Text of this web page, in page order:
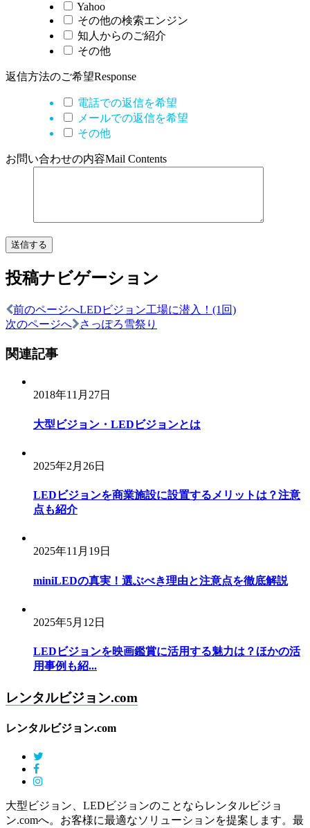
Yahoo
その他の検索エンジン
知人からのご紹介
その他
返信方法のご希望Response
電話での返信を希望
メールでの返信を希望
その他
お問い合わせの内容Mail Contents
投稿ナビゲーション
前のページへLEDビジョン工場に潜入！(1回)
次のページへ
さっぽろ雪祭り
関連記事
2018年11月27日
大型ビジョン・LEDビジョンとは
2025年2月26日
LEDビジョンを商業施設に設置するメリットは？注意
点も紹介
2025年11月19日
miniLEDの真実！選ぶべき理由と注意点を徹底解説
2025年5月12日
LEDビジョンを映画鑑賞に活用する魅力は？ほかの活
用事例も紹...
レンタルビジョン.com
レンタルビジョン.com
大型ビジョン、LEDビジョンのことならレンタルビジョ
ン.comへ。お客様に最適なソリューションを提案します。最